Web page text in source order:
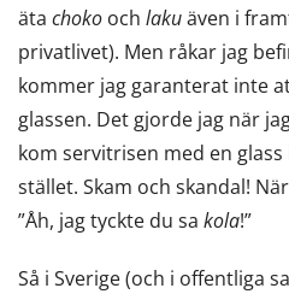
äta choko och lakuäven i
privatlivet). Men råkar jag
kommer jag garanterat inte
glassen. Det gjorde jag när
kom servitrisen med en
stället. Skam och skandal!
”Åh, jag tyckte du sa kola!”
Så i Sverige (och i offentliga